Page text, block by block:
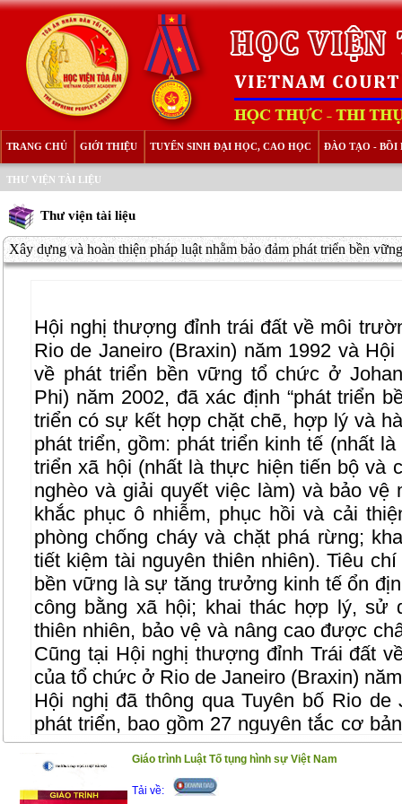
TRANG CHỦ GIỚI THIỆU TUYỂN SINH ĐẠI HỌC, CAO HỌC ĐÀO TẠO - BỒI
THƯ VIỆN TÀI LIỆU
Thư viện tài liệu
Xây dựng và hoàn thiện pháp luật nhằm bảo đảm phát triển bền
Hội nghị thượng đỉnh trái đất về môi
Rio de Janeiro (Braxin) năm 1992 và
về phát triển bền vững tổ chức ở
Phi) năm 2002, đã xác định “phát triển
triển có sự kết hợp chặt chẽ, hợp lý và
phát triển, gồm: phát triển kinh tế (nhất
triển xã hội (nhất là thực hiện tiến bộ và
nghèo và giải quyết việc làm) và bảo
khắc phục ô nhiễm, phục hồi và cải
phòng chống cháy và chặt phá rừng;
tiết kiệm tài nguyên thiên nhiên). Tiêu
bền vững là sự tăng trưởng kinh tế ổn
công bằng xã hội; khai thác hợp lý, sử
thiên nhiên, bảo vệ và nâng cao được
Cũng tại Hội nghị thượng đỉnh Trái đất
của tổ chức ở Rio de Janeiro (Braxin)
Hội nghị đã thông qua Tuyên bố Rio
phát triển, bao gồm 27 nguyên tắc cơ
21 (Agenda 21) về các giải pháp phát
giới trong thế kỷ 21.Giáo trình Luật Tố tụng hình sự Việt Nam
Tải về: